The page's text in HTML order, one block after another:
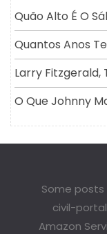
Quão Alto É O
Quantos Anos
Larry Fitzgerald,
O Que Johnny
Some
civil-
Amazon